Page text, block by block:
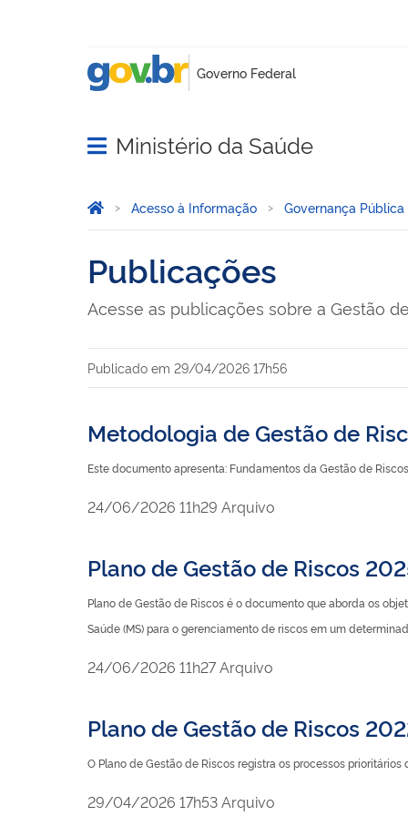
Abrir menu principal de navegação
Ministério da Saúde
Você está aqui:
Página Inicial
Acesso à Informação Governança Pública
Publicações
Acesse as publicações sobre a Gestão
Publicado em 29/04/2026 17h56
Metodologia de Gestão de
Este documento apresenta: Fundamentos da Gestão de
publicado
24/06/2026 11h29 Arquivo
Plano de Gestão de Riscos
Plano de Gestão de Riscos é o documento que aborda os
Saúde (MS) para o gerenciamento de riscos em um
publicado
24/06/2026 11h27Arquivo
Plano de Gestão de Riscos
O Plano de Gestão de Riscos registra os processos
publicado
29/04/2026 17h53Arquivo